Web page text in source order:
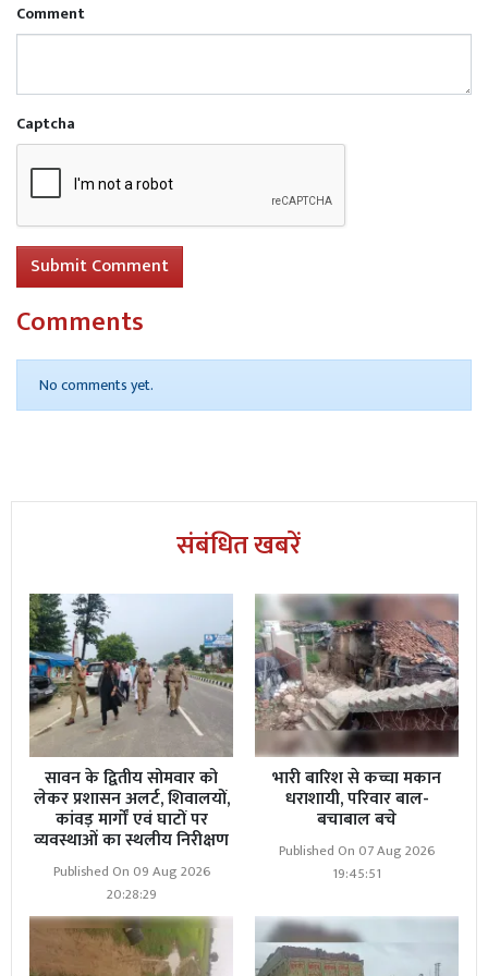
Comment
Captcha
Submit Comment
Comments
No comments yet.
संबंधित खबरें
सावन के द्वितीय सोमवार को
लेकर प्रशासन अलर्ट, शिवालयों,
कांवड़ मार्गों एवं घाटों पर
व्यवस्थाओं का स्थलीय निरीक्षण
Published On 09 Aug 2026
20:28:29
भारी बारिश से कच्चा मकान
धराशायी, परिवार बाल-
बचाबाल बचे
Published On 07 Aug 2026
19:45:51